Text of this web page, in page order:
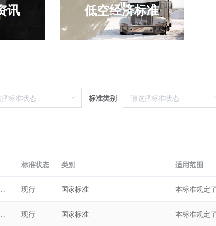
讯 低空经济标准
标准类别
标准状态 类别 适用范围
空器系统分类及分级 现行 国家标准
机水上救援装备要求 现行 国家标准